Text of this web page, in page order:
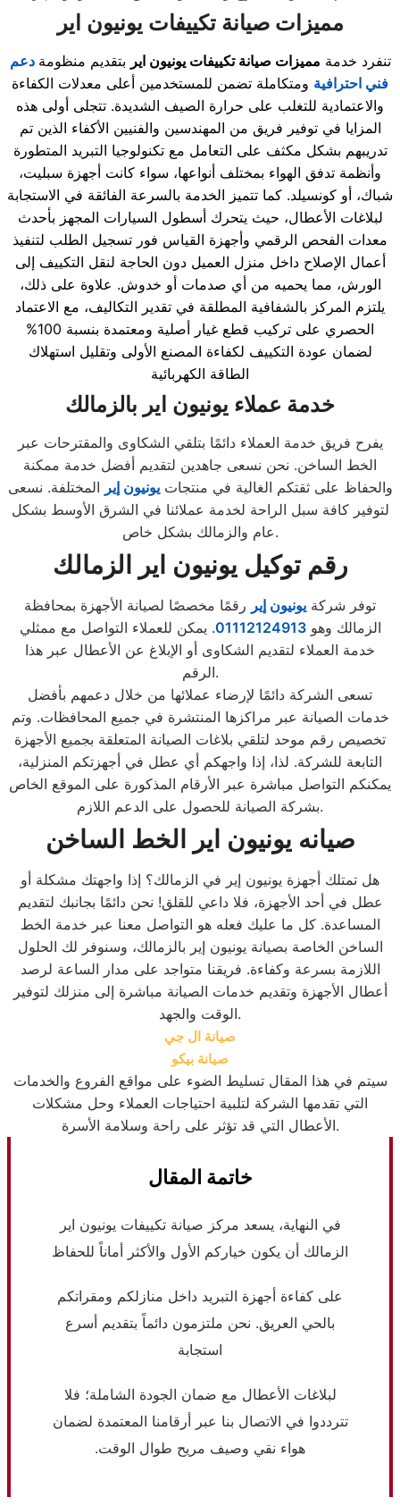
مميزات صيانة تكييفات يونيون اير
تنفرد خدمة مميزات صيانة تكييفات يونيون اير بتقديم منظومة دعم
فني احترافية ومتكاملة تضمن للمستخدمين أعلى معدلات الكفاءة
والاعتمادية للتغلب على حرارة الصيف الشديدة. تتجلى أولى هذه
المزايا في توفير فريق من المهندسين والفنيين الأكفاء الذين تم
تدريبهم بشكل مكثف على التعامل مع تكنولوجيا التبريد المتطورة
وأنظمة تدفق الهواء بمختلف أنواعها، سواء كانت أجهزة سبليت،
شباك، أو كونسيلد. كما تتميز الخدمة بالسرعة الفائقة في الاستجابة
لبلاغات الأعطال، حيث يتحرك أسطول السيارات المجهز بأحدث
معدات الفحص الرقمي وأجهزة القياس فور تسجيل الطلب لتنفيذ
أعمال الإصلاح داخل منزل العميل دون الحاجة لنقل التكييف إلى
الورش، مما يحميه من أي صدمات أو خدوش. علاوة على ذلك،
يلتزم المركز بالشفافية المطلقة في تقدير التكاليف، مع الاعتماد
الحصري على تركيب قطع غيار أصلية ومعتمدة بنسبة 100%
لضمان عودة التكييف لكفاءة المصنع الأولى وتقليل استهلاك
الطاقة الكهربائية
خدمة عملاء يونيون اير بالزمالك
يفرح فريق خدمة العملاء دائمًا بتلقي الشكاوى والمقترحات عبر
الخط الساخن. نحن نسعى جاهدين لتقديم أفضل خدمة ممكنة
والحفاظ على ثقتكم الغالية في منتجاتيونيون إير المختلفة. نسعى
لتوفير كافة سبل الراحة لخدمة عملائنا في الشرق الأوسط بشكل
عام والزمالك بشكل خاص.
رقم توكيل يونيون اير الزمالك
توفر شركة يونيون إير رقمًا مخصصًا لصيانة الأجهزة بمحافظة
الزمالك وهو01112124913. يمكن للعملاء التواصل مع ممثلي
خدمة العملاء لتقديم الشكاوى أو الإبلاغ عن الأعطال عبر هذا
الرقم.
تسعى الشركة دائمًا لإرضاء عملائها من خلال دعمهم بأفضل
خدمات الصيانة عبر مراكزها المنتشرة في جميع المحافظات. وتم
تخصيص رقم موحد لتلقي بلاغات الصيانة المتعلقة بجميع الأجهزة
التابعة للشركة. لذا، إذا واجهكم أي عطل في أجهزتكم المنزلية،
يمكنكم التواصل مباشرة عبر الأرقام المذكورة على الموقع الخاص
بشركة الصيانة للحصول على الدعم اللازم.
صيانه يونيون اير الخط الساخن
هل تمتلك أجهزة يونيون إير في الزمالك؟ إذا واجهتك مشكلة أو
عطل في أحد الأجهزة، فلا داعي للقلق! نحن دائمًا بجانبك لتقديم
المساعدة. كل ما عليك فعله هو التواصل معنا عبر خدمة الخط
الساخن الخاصة بصيانة يونيون إير بالزمالك، وسنوفر لك الحلول
اللازمة بسرعة وكفاءة. فريقنا متواجد على مدار الساعة لرصد
أعطال الأجهزة وتقديم خدمات الصيانة مباشرة إلى منزلك لتوفير
الوقت والجهد.
صيانة ال جي
صيانة بيكو
سيتم في هذا المقال تسليط الضوء على مواقع الفروع والخدمات
التي تقدمها الشركة لتلبية احتياجات العملاء وحل مشكلات
الأعطال التي قد تؤثر على راحة وسلامة الأسرة.
خاتمة المقال
في النهاية، يسعد مركز صيانة تكييفات يونيون اير
الزمالك أن يكون خياركم الأول والأكثر أماناً للحفاظ
على كفاءة أجهزة التبريد داخل منازلكم ومقراتكم
بالحي العريق. نحن ملتزمون دائماً بتقديم أسرع
استجابة
لبلاغات الأعطال مع ضمان الجودة الشاملة؛ فلا
تترددوا في الاتصال بنا عبر أرقامنا المعتمدة لضمان
هواء نقي وصيف مريح طوال الوقت.